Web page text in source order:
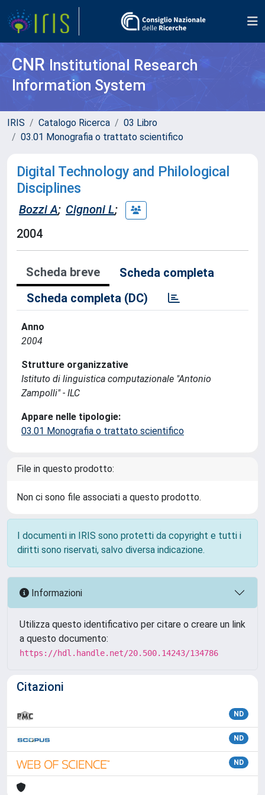
CNR Institutional Research
Information System
IRIS Catalogo Ricerca
03 Libro
03.01 Monografia o trattato scientifico
Digital Technology and Philological
Disciplines
Bozzi A; Cignoni L;
2004
Scheda breve
Scheda completa
Scheda completa (DC)
Anno
2004
Strutture organizzative
Istituto di linguistica computazionale "Antonio
Zampolli" - ILC
Appare nelle tipologie:
03.01 Monografia o trattato scientifico
File in questo prodotto:
Non ci sono file associati a questo prodotto.
I documenti in IRIS sono protetti da copyright e tutti i
diritti sono riservati, salvo diversa indicazione.
Informazioni
Utilizza questo identificativo per citare o creare un link
a questo documento:
https://hdl.handle.net/20.500.14243/134786
Citazioni
ND
ND
ND